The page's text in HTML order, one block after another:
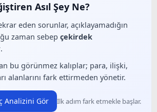
Asıl Şey Ne?
eden sorunlar, açıklayamadığın
zaman sebep çekirdek
.
bu görünmez kalıplar; para, ilişki,
alanlarını fark ettirmeden yönetir.
Analizini Gör İlk adım fark etmekle başlar.